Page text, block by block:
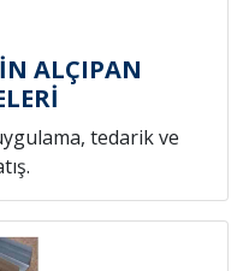
ALÇIPAN
tedarik ve